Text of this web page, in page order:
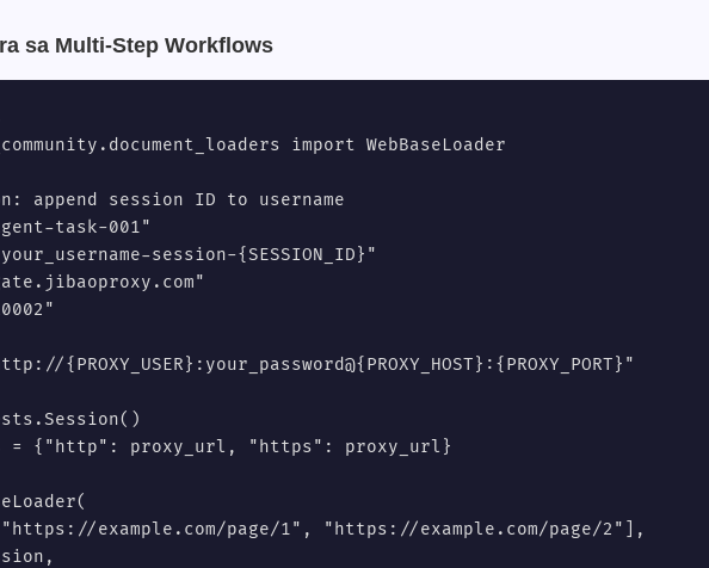
sa Multi-Step Workflows
import WebBaseLoader
append session ID to username
task-001"
session-{SESSION_ID}"
{PROXY_USER}:your_password@{PROXY_HOST}:{PROXY_PORT}"
= {"http": proxy_url, "https": proxy_url}
example.com/page/1", "https://example.com/page/2"],